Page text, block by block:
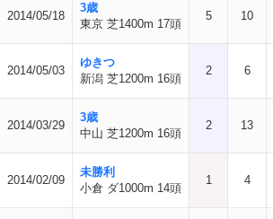
2014/05/18
3歳
東京 芝1400m 17頭
5 10
2014/05/03
ゆきつ
新潟 芝1200m 16頭
2 6
2014/03/29
3歳
中山 芝1200m 16頭
2 13
2014/02/09
未勝利
小倉 ダ1000m 14頭
1 4